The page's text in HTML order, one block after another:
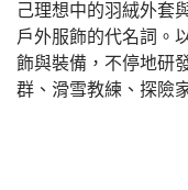
己理想中的羽絨外套
戶外服飾的代名詞。
飾與裝備，不停地研
群、滑雪教練、探險